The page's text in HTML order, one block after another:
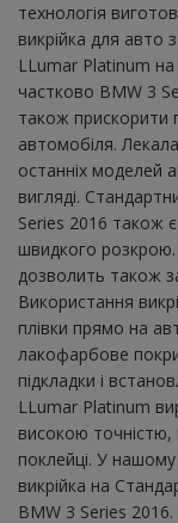
технологія
викрійка для авто
LLumar Platinum
частково BMW 3
також прискорити
автомобіля.
останніх моделей
вигляді.
Series 2016 також
швидкого розкрою.
дозволить також
Використання
плівки прямо на
лакофарбове
підкладки і
LLumar Platinum
високою
поклейці. У
викрійка на
BMW 3 Series